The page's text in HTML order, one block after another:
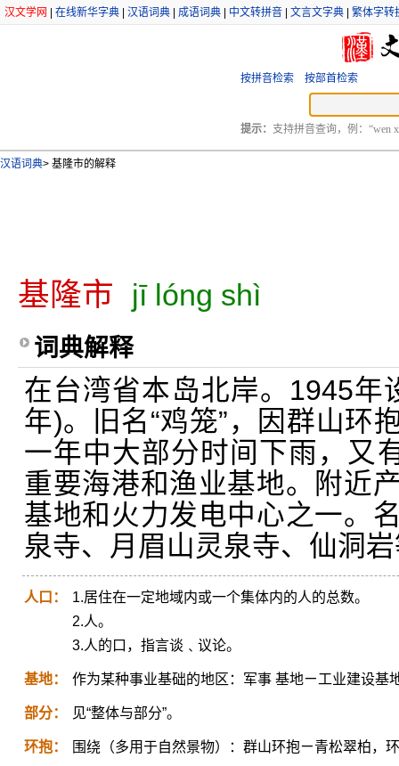
汉文学网 在线新华字典 汉语词典 成语词典 中文转拼音 文言文字典 繁体字转
按拼音检索 按部首检索
提示： 支持拼音查询，例：“wen
汉语词典> 基隆市的解释
基隆市 jī lóng shì
词典解释
在台湾省本岛北岸。1945年
年)。旧名“鸡笼”，因群山环
一年中大部分时间下雨，又
重要海港和渔业基地。附近
基地和火力发电中心之一。
泉寺、月眉山灵泉寺、仙洞
人口：
1.居住在一定地域内或一个集体内的人的总数。
2.人。
3.人的口，指言谈﹑议论。
基地： 作为某种事业基础的地区：军事 基地ㄧ工业建设基
部分： 见“整体与部分”。
环抱： 围绕（多用于自然景物）：群山环抱ㄧ青松翠柏，